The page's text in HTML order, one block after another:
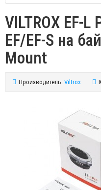
VILTROX EF-
EF/EF-S на
Mount
Производитель: Viltrox